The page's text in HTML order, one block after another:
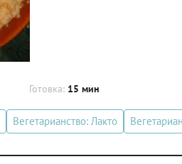
Готовка: 15 мин
Вегетарианство: Лакто